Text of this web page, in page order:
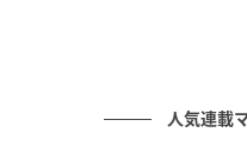
会場の演出も、自分た
人気連載